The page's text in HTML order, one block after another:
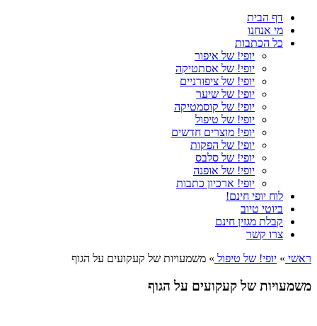
דף הבית
מי אנחנו
כל הכתבות
יופי! של איפור
יופי! של אסתטיקה
יופי! של ציפורניים
יופי! של שיער
יופי! של קוסמטיקה
יופי! של טיפול
יופי! מוצרים חדשים
יופי! של הפקות
יופי! של סלבס
יופי! של אופנה
יופי! ארכיון כתבות
לוח יופי חינם!
ביוטי טיוב
קבלת מגזין חינם
צרו קשר
ראשי » יופי! של טיפול » משמעויות של קעקועים על הגוף
משמעויות של קעקועים על הגוף